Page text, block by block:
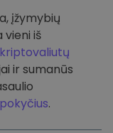
įžymybių
vieni iš
kriptovaliutų
ir sumanūs
.